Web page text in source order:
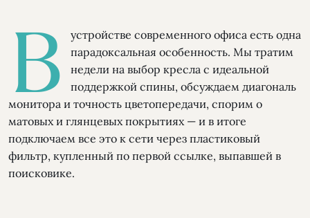
В
устройстве современного офиса есть одна
парадоксальная особенность. Мы тратим
недели на выбор кресла с идеальной
поддержкой спины, обсуждаем диагональ
монитора и точность цветопередачи, спорим о
матовых и глянцевых покрытиях — и в итоге
подключаем все это к сети через пластиковый
фильтр, купленный по первой ссылке, выпавшей в
поисковике.